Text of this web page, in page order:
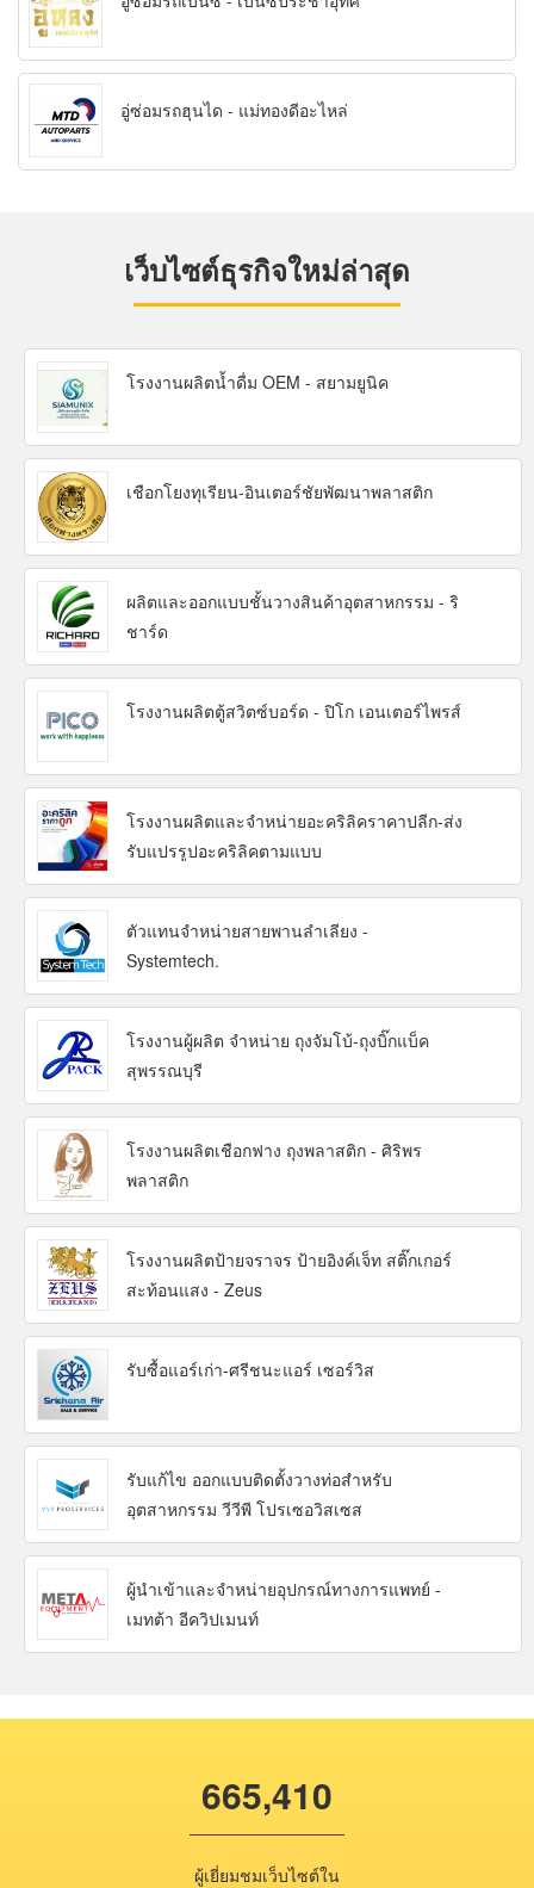
อู่ซ่อมรถฮุนได - แม่ทองดีอะไหล่
เว็บไซต์ธุรกิจใหม่ล่าสุด
โรงงานผลิตน้ำดื่ม OEM - สยามยูนิค
เชือกโยงทุเรียน-อินเตอร์ชัยพัฒนาพลาสติก
ผลิตและออกแบบชั้นวางสินค้าอุตสาหกรรม - ริ
ชาร์ด
โรงงานผลิตตู้สวิตซ์บอร์ด - ปิโก เอนเตอร์ไพรส์
โรงงานผลิตและจำหน่ายอะคริลิคราคาปลีก-ส่ง
รับแปรรูปอะคริลิคตามแบบ
ตัวแทนจำหน่ายสายพานลำเลียง -
Systemtech.
โรงงานผู้ผลิต จำหน่าย ถุงจัมโบ้-ถุงบิ๊กแบ็ค
สุพรรณบุรี
โรงงานผลิตเชือกฟาง ถุงพลาสติก - ศิริพร
พลาสติก
โรงงานผลิตป้ายจราจร ป้ายอิงค์เจ็ท สติ๊กเกอร์
สะท้อนแสง - Zeus
รับซื้อแอร์เก่า-ศรีชนะแอร์ เซอร์วิส
รับแก้ไข ออกแบบติดตั้งวางท่อสำหรับ
อุตสาหกรรม วีวีพี โปรเซอวิสเซส
ผู้นำเข้าและจำหน่ายอุปกรณ์ทางการแพทย์ -
เมทต้า อีควิปเมนท์
665,410
ผู้เยี่ยมชมเว็บไซต์ใน